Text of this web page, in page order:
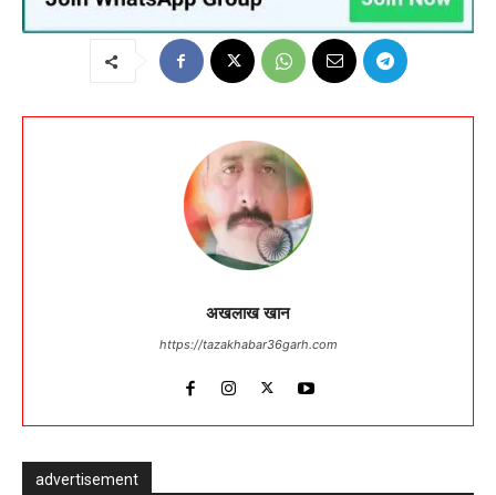
अखलाख खान
https://tazakhabar36garh.com
advertisement